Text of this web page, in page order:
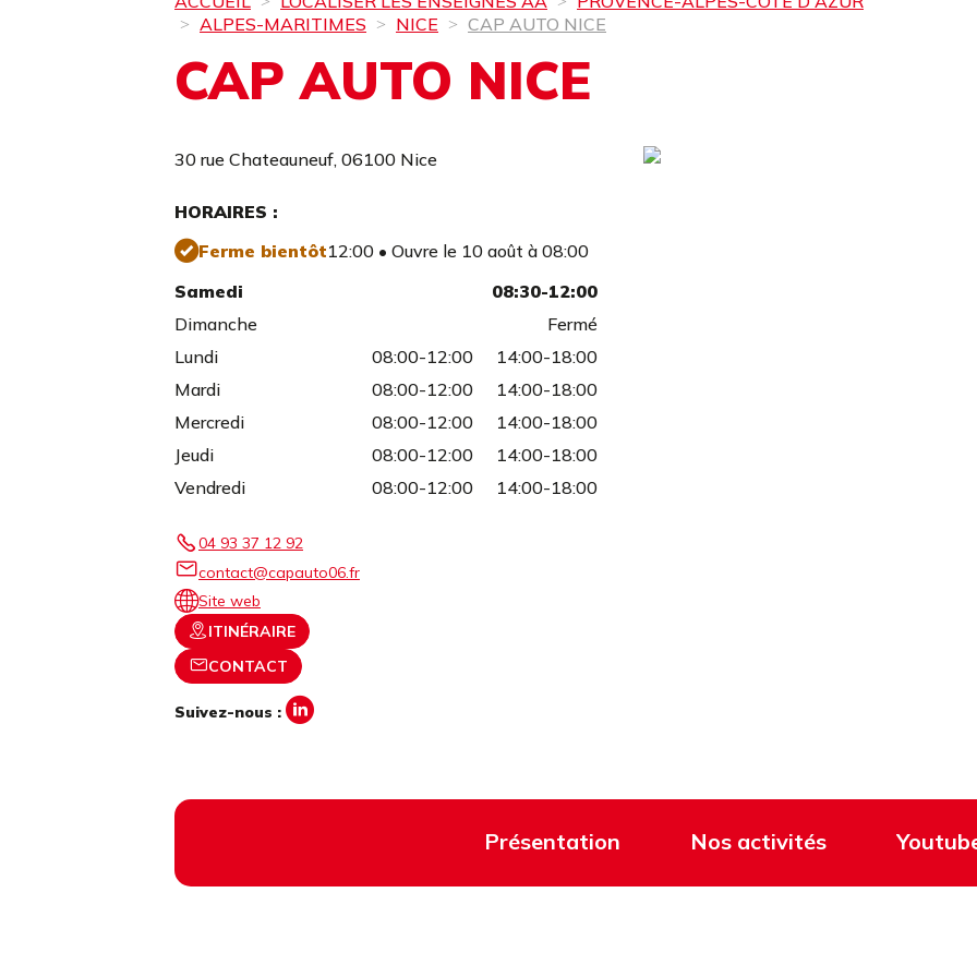
ALPES-MARITIMES
NICE CAP AUTO NICE
CAP AUTO NICE
30 rue Chateauneuf, 06100 Nice
HORAIRES :
Ferme bientôt12:00 • Ouvre le 10 août à 08:00
Samedi
08:30-12:00
Dimanche
Fermé
Lundi
08:00-12:00
14:00-18:00
Mardi
08:00-12:00
14:00-18:00
Mercredi
08:00-12:00
14:00-18:00
Jeudi
08:00-12:00
14:00-18:00
Vendredi
08:00-12:00 14:00-18:00
04 93 37 12 92
contact@capauto06.fr
Site web
ITINÉRAIRE
CONTACT
Suivez-nous :
Présentation Nos activités